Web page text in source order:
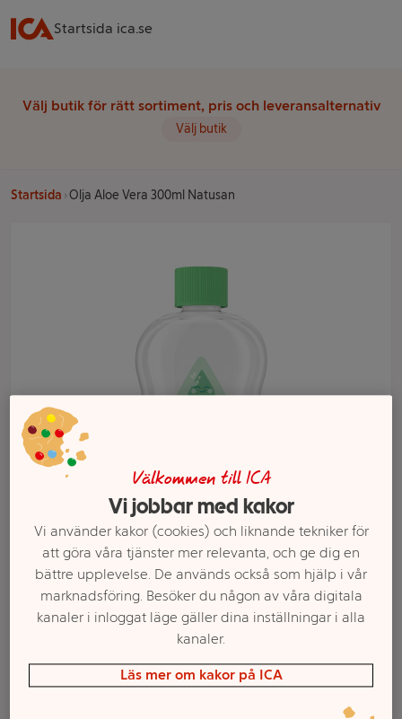
Startsida ica.se
Välj butik för rätt sortiment, pris och leveransalternativ
Välj butik
Startsida Olja Aloe Vera 300ml Natusan
Välj butik och handla
Välkommen till ICA
Vi jobbar med kakor
Vi använder kakor (cookies) och liknande tekniker för
att göra våra tjänster mer relevanta, och ge dig en
bättre upplevelse. De används också som hjälp i vår
marknadsföring. Besöker du någon av våra digitala
kanaler i inloggat läge gäller dina inställningar i alla
kanaler.
Läs mer om kakor på ICA